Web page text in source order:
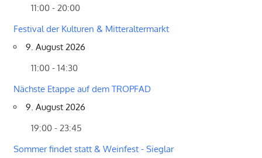
11:00 - 20:00
Festival der Kulturen & Mitteraltermarkt
9. August 2026
11:00 - 14:30
Nächste Etappe auf dem TROPFAD
9. August 2026
19:00 - 23:45
Sommer findet statt & Weinfest - Sieglar